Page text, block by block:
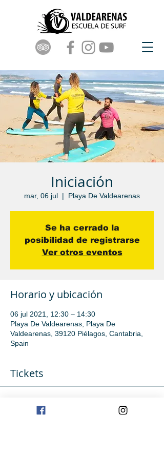
Iniciación
mar, 06 jul
  |
Playa De Valdearenas
Se ha cerrado la
posibilidad de registrarse
Ver otros eventos
Horario y ubicación
06 jul 2021, 12:30 – 14:30
Playa De Valdearenas, Playa De
Valdearenas, 39120 Piélagos, Cantabria,
Spain
Tickets
Venta finalizada